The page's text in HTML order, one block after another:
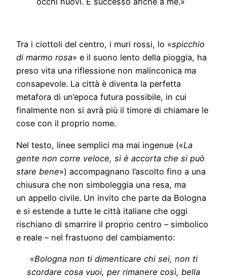
Tra i ciottoli del centro, i muri rossi, lo «spicchio
di marmo rosa» e il suono lento della pioggia, ha
preso vita una riflessione non malinconica ma
consapevole. La città è diventa la perfetta
metafora di un’epoca futura possibile, in cui
finalmente non si avrà più il timore di chiamare le
cose con il proprio nome.
Nel testo, linee semplici ma mai ingenue («La
gente non corre veloce, si è accorta che si può
stare bene») accompagnano l’ascolto fino a una
chiusura che non simboleggia una resa, ma
un appello civile. Un invito che parte da Bologna
e si estende a tutte le città italiane che oggi
rischiano di smarrire il proprio centro – simbolico
e reale – nel frastuono del cambiamento:
«Bologna non ti dimenticare chi sei, non ti
scordare cosa vuoi, per rimanere così, bella